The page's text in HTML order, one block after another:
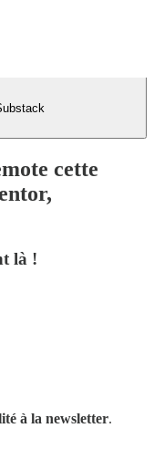
cette
là !
à la newsletter.